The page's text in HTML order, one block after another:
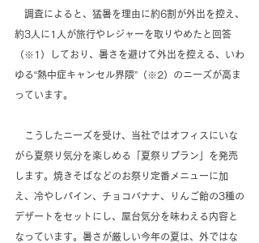
調査によると、猛暑を理由に約6割が外出を控え、
約3人に1人が旅行やレジャーを取りやめたと回答
（※1）しており、暑さを避けて外出を控える、いわ
ゆる“熱中症キャンセル界隈”（※2）のニーズが高ま
っています。
こうしたニーズを受け、当社ではオフィスにいな
がら夏祭り気分を楽しめる「夏祭りプラン」を発売
します。焼きそばなどのお祭り定番メニューに加
え、冷やしパイン、チョコバナナ、りんご飴の3種の
デザートをセットにし、屋台気分を味わえる内容と
なっています。暑さが厳しい今年の夏は、外ではな